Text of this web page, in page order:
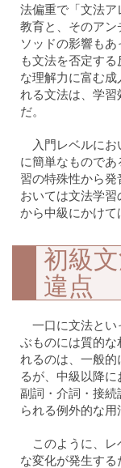
法偏重で「文法
教育と、そのアン
ソッドの影響も
も文法を否定す
な理解力に富む成
れる文法は、学
だ。
入門レベルに
に簡単なもので
習の特殊性から
おいては文法学
から中級にかけて
初級
違点
一口に文法と
ぶものには質的な
れるのは、一般
るが、中級以降に
副詞・介詞・接
られる例外的な用
このように、
な変化が発生す